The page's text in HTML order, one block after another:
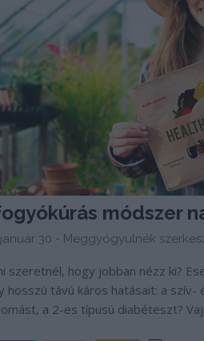
módszer
30 - Meggyógyulnék
szeretnél, hogy jobban nézz ki?
hosszú távú káros hatásait: a
a 2-es típusú diabéteszt?